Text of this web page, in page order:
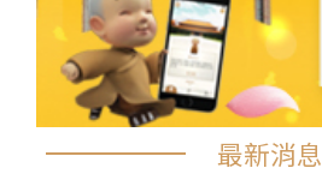
最新消息